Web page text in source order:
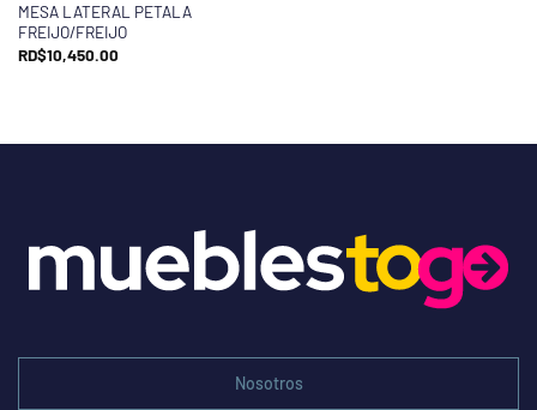
MESA LATERAL PETALA
FREIJO/FREIJO
RD$10,450.00
Nosotros